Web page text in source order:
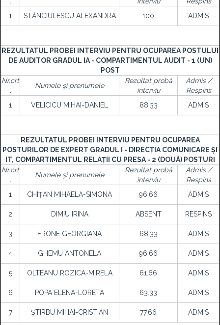
1
STĂNCIULESCU ALEXANDRA 100 ADMIS
REZULTATUL PROBEI INTERVIU PENTRU OCUPAREA POSTULUI
DE AUDITOR GRADUL IA - COMPARTIMENTUL AUDIT - 1 (UN)
POST
Nr.crt
.
Numele şi prenumele
Rezultat probă
interviu
Admis /
Respins
1
VELICICU MIHAI-DANIEL 88.33 ADMIS
REZULTATUL PROBEI INTERVIU PENTRU OCUPAREA
POSTURILOR DE EXPERT GRADUL I - DIRECȚIA COMUNICARE ȘI
IT, COMPARTIMENTUL RELAȚII CU PRESA - 2 (DOUĂ) POSTURI
Nr.crt
.
Numele şi prenumele
Rezultat probă
interviu
Admis /
Respins
1
CHIȚAN MIHAELA-SIMONA 96.66 ADMIS
2 DIMIU IRINA ABSENT RESPINS
3 FRONE GEORGIANA 68.33 ADMIS
4 GHEMU ANTONELA 96.66 ADMIS
5 OLTEANU ROZICA-MIRELA 61.66 ADMIS
6 POPA ELENA-LORETA 63.33 ADMIS
7 ȘTIRBU MIHAI-CRISTIAN 77.66 ADMIS